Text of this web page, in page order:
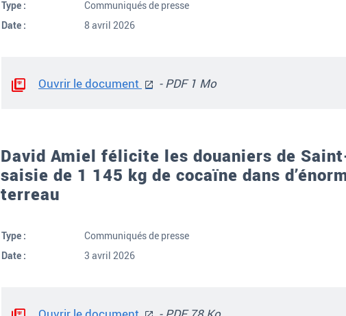
Type :
Communiqués de presse
Date :
8 avril 2026
Ouvrir le document - PDF 1 Mo
David Amiel félicite les douaniers de
saisie de 1 145 kg de cocaïne dans
terreau
Type :
Communiqués de presse
Date :
3 avril 2026